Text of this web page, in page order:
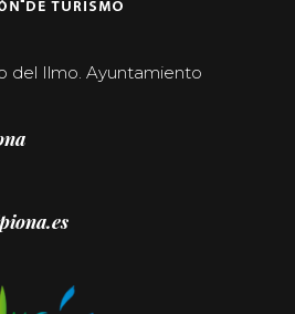
del Ilmo. Ayuntamiento